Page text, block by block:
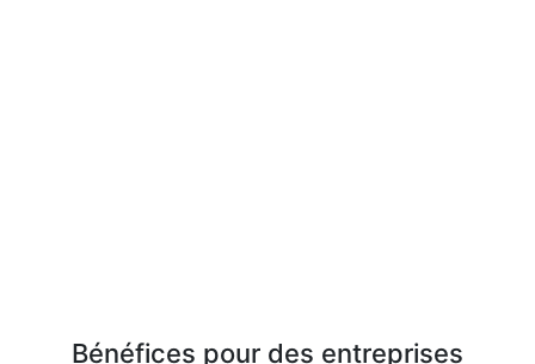
Bénéfices pour des entreprises